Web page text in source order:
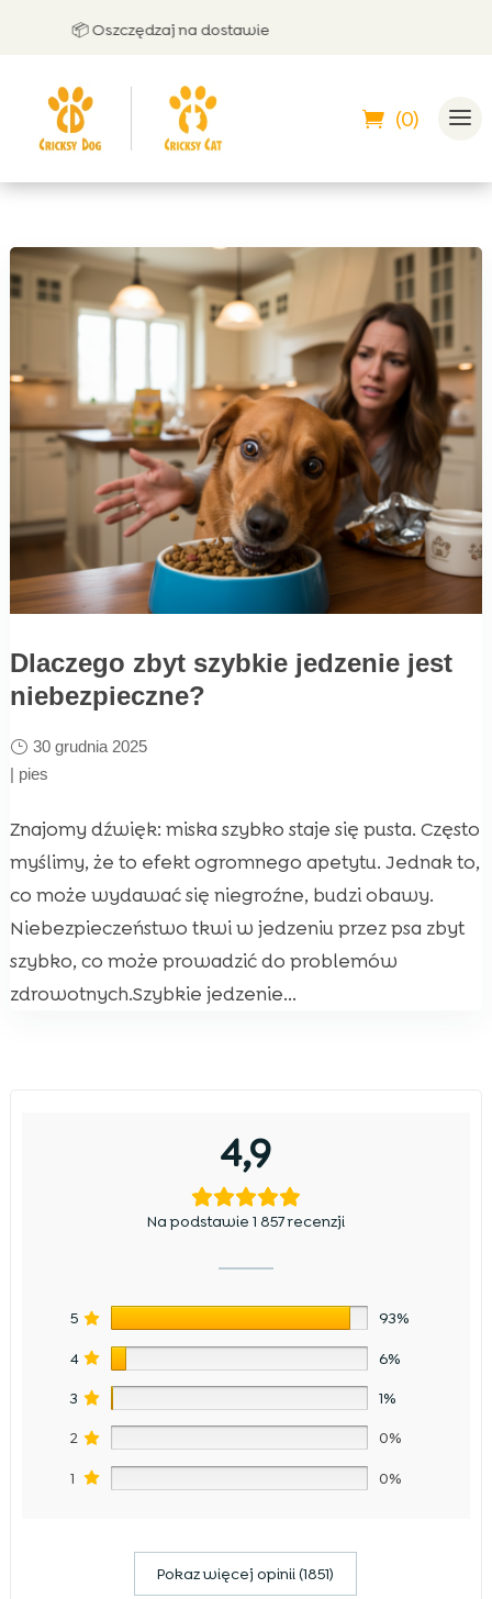
📦 Oszczędzaj na dostawie
(0)
Dlaczego zbyt szybkie jedzenie jest
niebezpieczne?
30 grudnia 2025
| pies
Znajomy dźwięk: miska szybko staje się pusta. Często
myślimy, że to efekt ogromnego apetytu. Jednak to,
co może wydawać się niegroźne, budzi obawy.
Niebezpieczeństwo tkwi w jedzeniu przez psa zbyt
szybko, co może prowadzić do problemów
zdrowotnych.Szybkie jedzenie...
4,9
Na podstawie 1 857 recenzji
5 93%
4 6%
3 1%
2 0%
1 0%
Pokaz więcej opinii (1851)